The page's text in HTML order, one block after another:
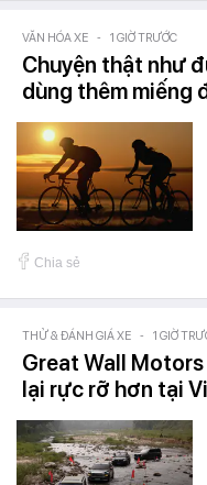
VĂN HÓA XE - 1 GIỜ TRƯỚC
Chuyện thật như
dùng thêm miếng
Chia sẻ
THỬ & ĐÁNH GIÁ XE - 1 GIỜ
Great Wall
lại rực rỡ hơn tại